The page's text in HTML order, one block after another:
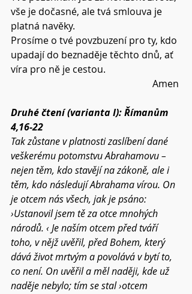
vše je dočasné, ale tvá smlouva je
platná navěky.
Prosíme o tvé povzbuzení pro ty, kdo
upadají do beznaděje těchto dnů, ať
víra pro ně je cestou.
Amen
Druhé čtení (varianta I): Římanům
4,16-22
Tak zůstane v platnosti zaslíbení dané
veškerému potomstvu Abrahamovu –
nejen těm, kdo stavějí na zákoně, ale i
těm, kdo následují Abrahama vírou. On
je otcem nás všech, jak je psáno:
›Ustanovil jsem tě za otce mnohých
národů. ‹ Je naším otcem před tváří
toho, v nějž uvěřil, před Bohem, který
dává život mrtvým a povolává v bytí to,
co není. On uvěřil a měl naději, kde už
naděje nebylo; tím se stal ›otcem